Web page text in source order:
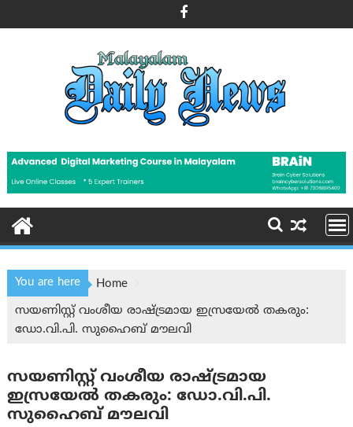
to
You are here
Home
സയണിസ്റ്റ് വംശീയ രാഷ്ട്രമായ ഇസ്രയേൽ തകരും:
ഡോ.വി.പി. സുഹൈബ് മൗലവി
സയണിസ്റ്റ് വംശീയ രാഷ്ട്രമായ
ഇസ്രയേൽ തകരും: ഡോ.വി.പി.
സുഹൈബ് മൗലവി